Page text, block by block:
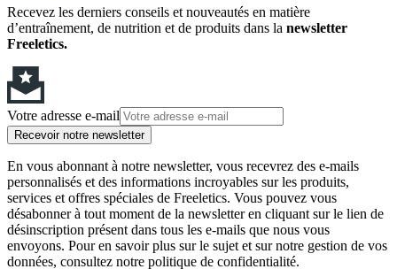
Recevez les derniers conseils et nouveautés en matière
d’entraînement, de nutrition et de produits dans la newsletter
Freeletics.
Votre adresse e-mail
Recevoir notre newsletter
En vous abonnant à notre newsletter, vous recevrez des e-mails
personnalisés et des informations incroyables sur les produits,
services et offres spéciales de Freeletics. Vous pouvez vous
désabonner à tout moment de la newsletter en cliquant sur le lien de
désinscription présent dans tous les e-mails que nous vous
envoyons. Pour en savoir plus sur le sujet et sur notre gestion de vos
données, consultez notre politique de confidentialité.